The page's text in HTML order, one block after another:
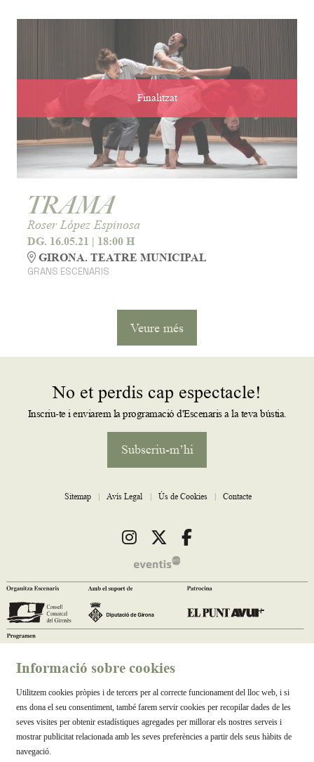
Finalitzat
TRAMA
Roser López Espinosa
DG. 16.05.21 | 18:00 H
GIRONA. TEATRE MUNICIPAL
GRANS ESCENARIS
Veure més
No et perdis cap espectacle!
Inscriu-te i enviarem la programació d'Escenaris a la teva bústia.
Subscriu-m’hi
Sitemap | Avís Legal | Ús de Cookies | Contacte
Link a instagram
Link a twitter
Link a facebook
Informació sobre cookies
Utilitzem cookies pròpies i de tercers per al correcte funcionament del lloc web, i si
ens dona el seu consentiment, també farem servir cookies per recopilar dades de les
seves visites per obtenir estadístiques agregades per millorar els nostres serveis i
mostrar publicitat relacionada amb les seves preferències a partir dels seus hàbits de
navegació.